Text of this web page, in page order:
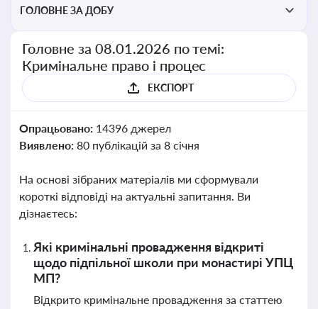
ГОЛОВНЕ ЗА ДОБУ
Головне за 08.01.2026 по темі:
Кримінальне право і процес
ЕКСПОРТ
Опрацьовано: 14396 джерел
Виявлено: 80 публікацій за 8 січня
На основі зібраних матеріалів ми сформували
короткі відповіді на актуальні запитання. Ви
дізнаєтесь:
Які кримінальні провадження відкриті
щодо підпільної школи при монастирі УПЦ
МП?
Відкрито кримінальне провадження за статтею